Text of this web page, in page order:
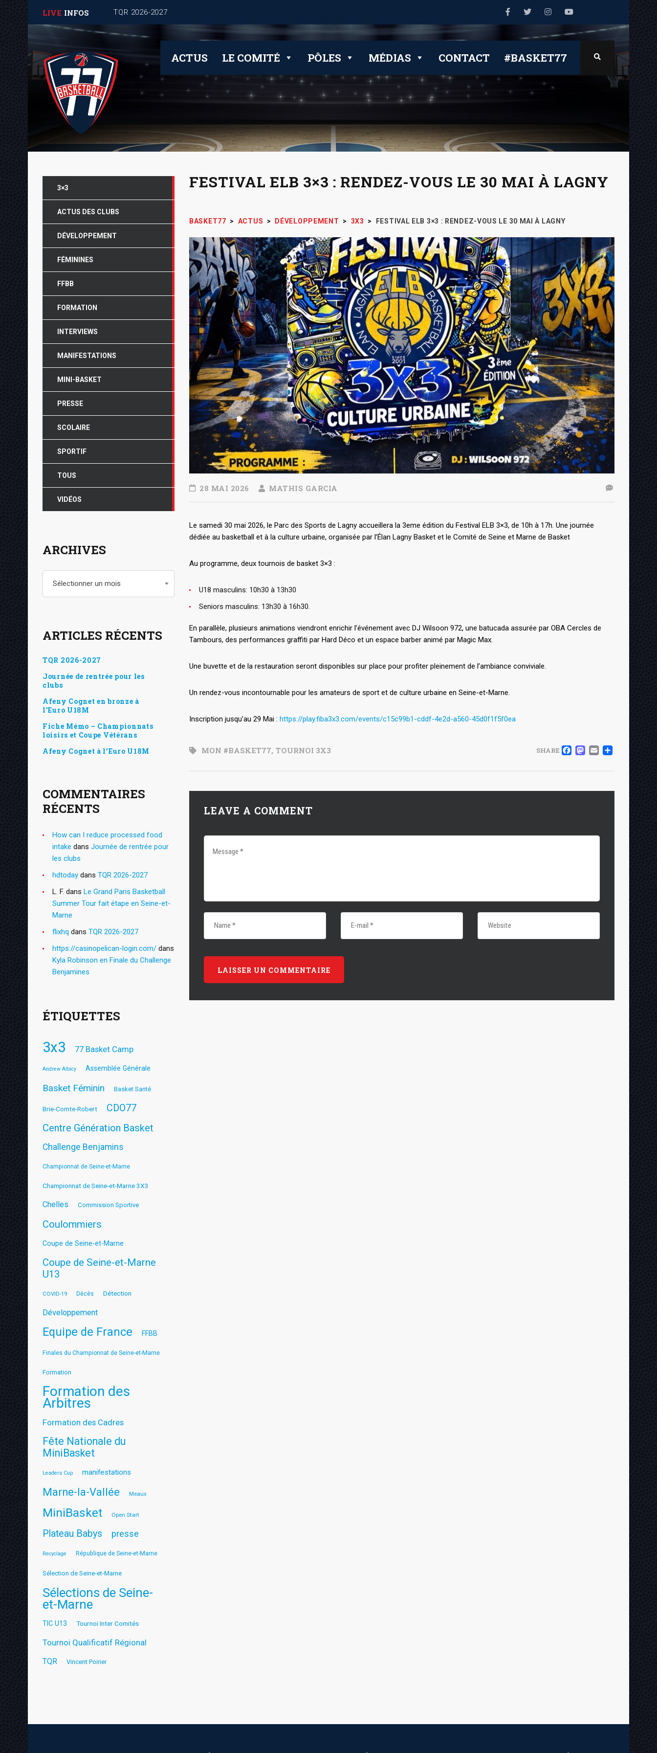
LIVE INFOS Journée de rentrée pour les clubs
ACTUS LE COMITÉ PÔLES MÉDIAS CONTACT #BASKET77
FESTIVAL ELB 3×3 : RENDEZ-VOUS LE 30 MAI À LAGNY
BASKET77 > ACTUS > DÉVELOPPEMENT > 3X3 > FESTIVAL ELB 3×3 : RENDEZ-VOUS LE 30 MAI À LAGNY
28 MAI 2026 MATHIS GARCIA
Le samedi 30 mai 2026, le Parc des Sports de Lagny accueillera la 3eme édition du Festival ELB 3×3, de 10h à 17h. Une journée
dédiée au basketball et à la culture urbaine, organisée par l’Élan Lagny Basket et le Comité de Seine et Marne de Basket
Au programme, deux tournois de basket 3×3 :
U18 masculins: 10h30 à 13h30
Seniors masculins: 13h30 à 16h30.
En parallèle, plusieurs animations viendront enrichir l’événement avec DJ Wilsoon 972, une batucada assurée par OBA Cercles de
Tambours, des performances graffiti par Hard Déco et un espace barber animé par Magic Max.
Une buvette et de la restauration seront disponibles sur place pour profiter pleinement de l’ambiance conviviale.
Un rendez-vous incontournable pour les amateurs de sport et de culture urbaine en Seine-et-Marne.
Inscription jusqu’au 29 Mai : https://play.fiba3x3.com/events/c15c99b1-cddf-4e2d-a560-45d0f1f5f0ea
MON #BASKET77, TOURNOI 3X3 SHARE FACEBOOK
EMAIL
LEAVE A COMMENT
3×3
ACTUS DES CLUBS
DÉVELOPPEMENT
FÉMININES
FFBB
FORMATION
INTERVIEWS
MANIFESTATIONS
MINI-BASKET
PRESSE
SCOLAIRE
SPORTIF
TOUS
VIDÉOS
ARCHIVES
Sélectionner un mois
ARTICLES RÉCENTS
TQR 2026-2027
Journée de rentrée pour les
clubs
Afeny Cognet en bronze à
l’Euro U18M
Fiche Mémo – Championnats
loisirs et Coupe Vétérans
Afeny Cognet à l’Euro U18M
COMMENTAIRES
RÉCENTS
How can I reduce processed food
intake dans Journée de rentrée pour
les clubs
hdtoday dans TQR 2026-2027
L. F. dans Le Grand Paris Basketball
Summer Tour fait étape en Seine-et-
Marne
flixhq dans TQR 2026-2027
https://casinopelican-login.com/ dans
Kyla Robinson en Finale du Challenge
Benjamines
ÉTIQUETTES
3x3 77 Basket Camp
Andrew Albicy Assemblée Générale
Basket Féminin Basket Santé
Brie-Comte-Robert CDO77
Centre Génération Basket
Challenge Benjamins
Championnat de Seine-et-Marne
Championnat de Seine-et-Marne 3X3
Chelles Commission Sportive
Coulommiers
Coupe de Seine-et-Marne
Coupe de Seine-et-Marne
U13
COVID-19 Décès Détection
Développement
Equipe de France FFBB
Finales du Championnat de Seine-et-Marne
Formation
Formation des
Arbitres
Formation des Cadres
Fête Nationale du
MiniBasket
Leaders Cup manifestations
Marne-la-Vallée Meaux
MiniBasket Open Start
Plateau Babys presse
Recyclage République de Seine-et-Marne
Sélection de Seine-et-Marne
Sélections de Seine-
et-Marne
TIC U13 Tournoi Inter Comités
Tournoi Qualificatif Régional
TQR Vincent Poirier